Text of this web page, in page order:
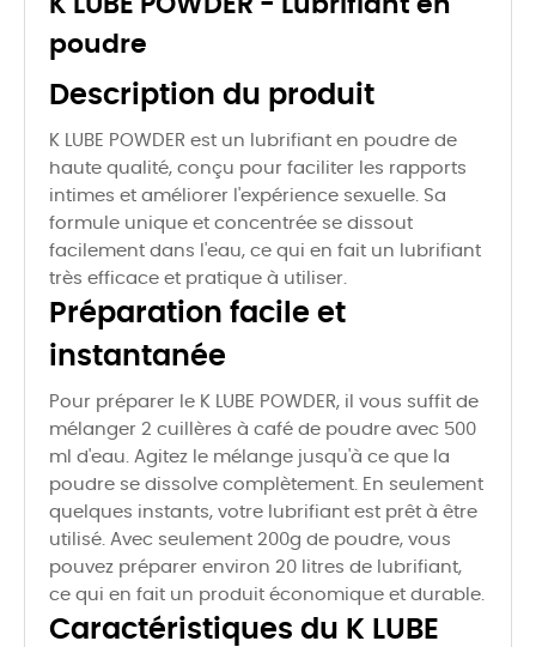
poudre
Description du produit
K LUBE POWDER est un lubrifiant en poudre de
haute qualité, conçu pour faciliter les rapports
intimes et améliorer l'expérience sexuelle. Sa
formule unique et concentrée se dissout
facilement dans l'eau, ce qui en fait un lubrifiant
très efficace et pratique à utiliser.
Préparation facile et
instantanée
Pour préparer le K LUBE POWDER, il vous suffit de
mélanger 2 cuillères à café de poudre avec 500
ml d'eau. Agitez le mélange jusqu'à ce que la
poudre se dissolve complètement. En seulement
quelques instants, votre lubrifiant est prêt à être
utilisé. Avec seulement 200g de poudre, vous
pouvez préparer environ 20 litres de lubrifiant,
ce qui en fait un produit économique et durable.
Caractéristiques du K LUBE